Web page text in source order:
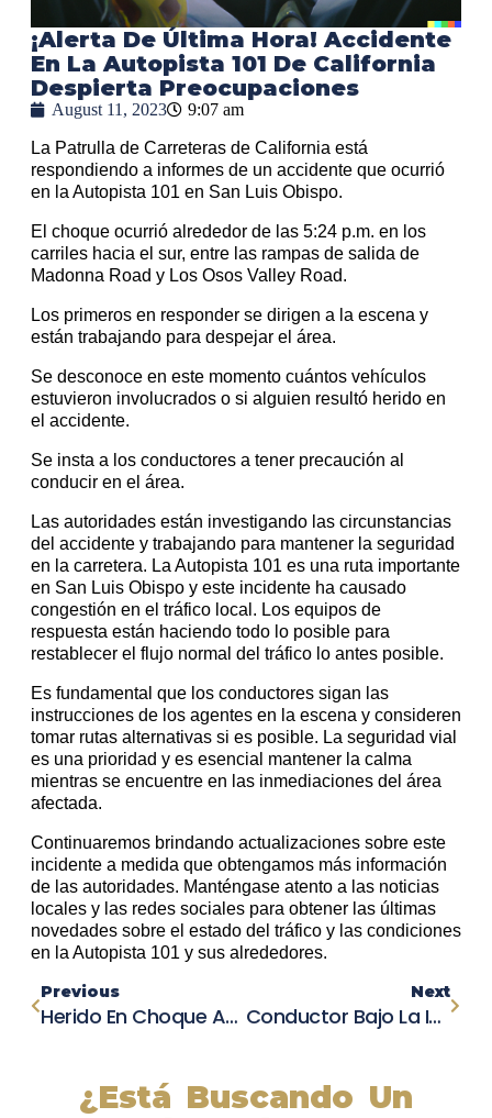
¡Alerta De Última Hora! Accidente
En La Autopista 101 De California
Despierta Preocupaciones
August 11, 2023 9:07 am
La Patrulla de Carreteras de California está
respondiendo a informes de un accidente que ocurrió
en la Autopista 101 en San Luis Obispo.
El choque ocurrió alrededor de las 5:24 p.m. en los
carriles hacia el sur, entre las rampas de salida de
Madonna Road y Los Osos Valley Road.
Los primeros en responder se dirigen a la escena y
están trabajando para despejar el área.
Se desconoce en este momento cuántos vehículos
estuvieron involucrados o si alguien resultó herido en
el accidente.
Se insta a los conductores a tener precaución al
conducir en el área.
Las autoridades están investigando las circunstancias
del accidente y trabajando para mantener la seguridad
en la carretera. La Autopista 101 es una ruta importante
en San Luis Obispo y este incidente ha causado
congestión en el tráfico local. Los equipos de
respuesta están haciendo todo lo posible para
restablecer el flujo normal del tráfico lo antes posible.
Es fundamental que los conductores sigan las
instrucciones de los agentes en la escena y consideren
tomar rutas alternativas si es posible. La seguridad vial
es una prioridad y es esencial mantener la calma
mientras se encuentre en las inmediaciones del área
afectada.
Continuaremos brindando actualizaciones sobre este
incidente a medida que obtengamos más información
de las autoridades. Manténgase atento a las noticias
locales y las redes sociales para obtener las últimas
novedades sobre el estado del tráfico y las condiciones
en la Autopista 101 y sus alrededores.
Previous
Herido En Choque Automovilístico: Tráfico Afectado En La Autopista 101 En San Luis Obispo
Next
Conductor Bajo La Influencia Choca En Autopista 5: Niño En Estado Crítico Tras Impactante Accidente
¿Está Buscando Un